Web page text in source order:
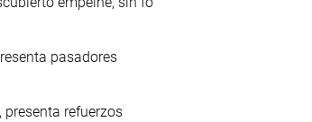
pasadores
refuerzos